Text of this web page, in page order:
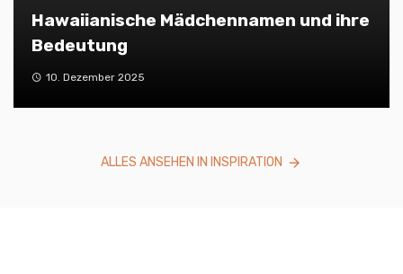
Hawaiianische Mädchennamen und ihre
Bedeutung
10. Dezember 2025
ALLES ANSEHEN IN INSPIRATION